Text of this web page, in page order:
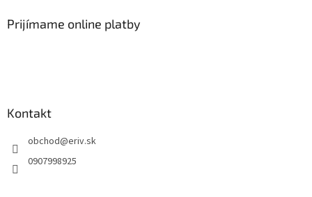
Prijímame online platby
Kontakt
obchod@eriv.sk
0907998925